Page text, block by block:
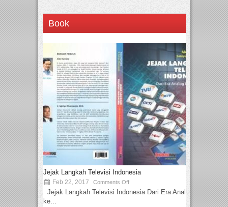
Book
Jejak Langkah Televisi Indonesia
Feb 22, 2017 Comments Off
Jejak Langkah Televisi Indonesia Dari Era Analog
ke...